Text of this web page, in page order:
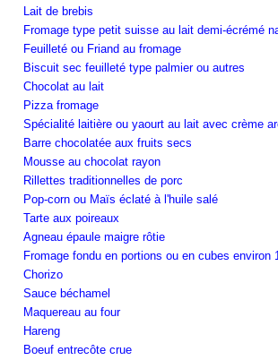
Lait de brebis
Fromage type petit suisse au lait demi-écrémé
Feuilleté ou Friand au fromage
Biscuit sec feuilleté type palmier ou autres
Chocolat au lait
Pizza fromage
Spécialité laitière ou yaourt au lait avec crème
Barre chocolatée aux fruits secs
Mousse au chocolat rayon
Rillettes traditionnelles de porc
Pop-corn ou Maïs éclaté à l'huile salé
Tarte aux poireaux
Agneau épaule maigre rôtie
Fromage fondu en portions ou en cubes environ
Chorizo
Sauce béchamel
Maquereau au four
Hareng
Boeuf entrecôte crue